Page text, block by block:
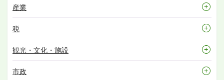
産業
税
観光・文化・施設
市政